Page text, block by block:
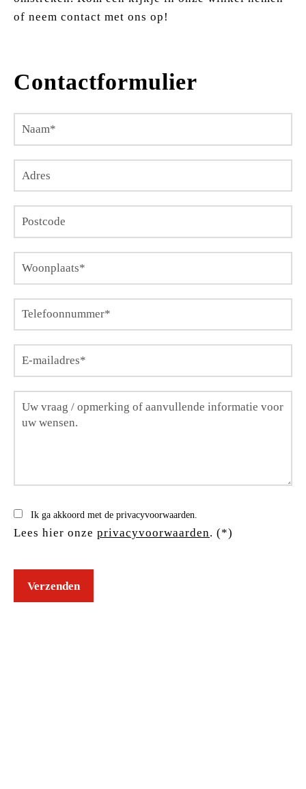
of neem contact met ons op!
Contactformulier
Ik ga akkoord met de privacyvoorwaarden.
Lees hier onze privacyvoorwaarden. (*)